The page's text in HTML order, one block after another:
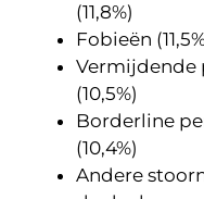
(11,8%)
Fobieën
Vermijdende
(10,5%)
Borderline
(10,4%)
Andere